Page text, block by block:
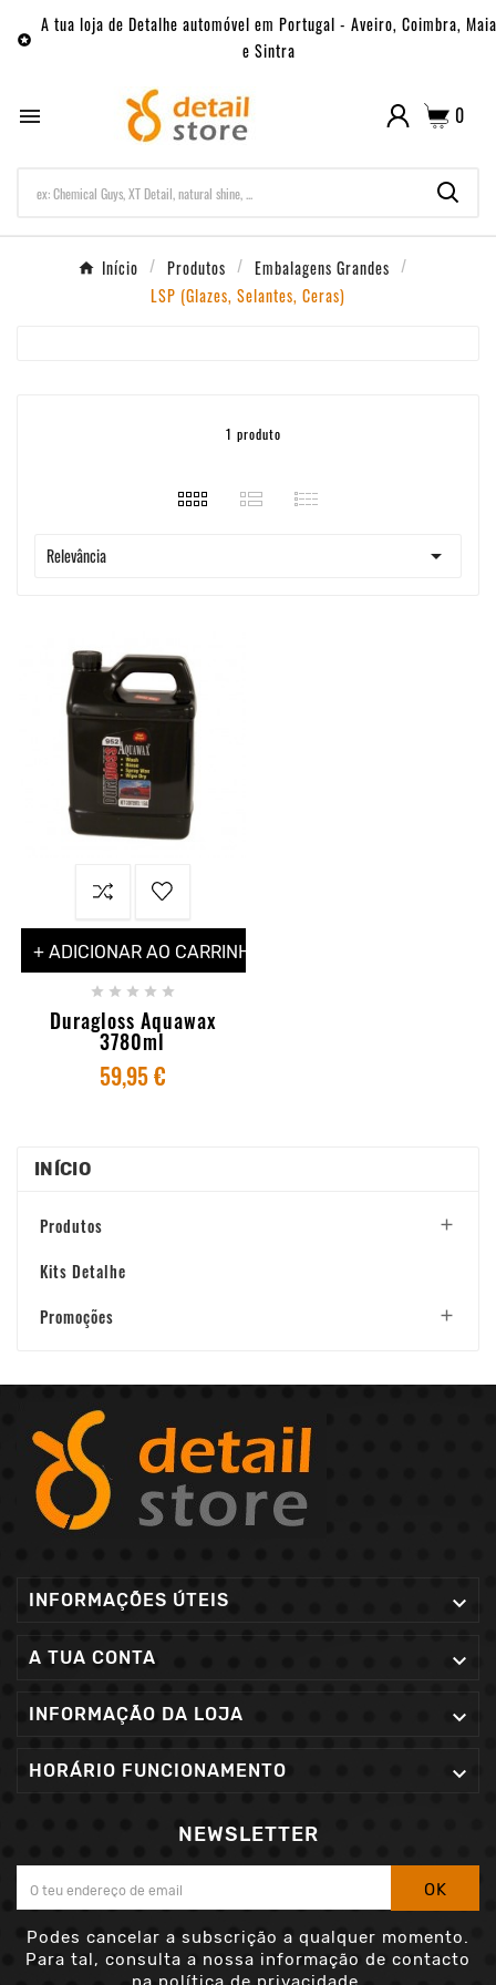

A tua loja de Detalhe automóvel em Portugal - Aveiro, Coimbra, Maia
e Sintra
 0
Início Produtos
Embalagens Grandes
LSP (Glazes, Selantes, Ceras)
1 produto
Relevância 
+ ADICIONAR AO CARRINHO
    
Duragloss Aquawax
3780ml
59,95 €
INÍCIO
Produtos 
Kits Detalhe
Promoções

INFORMAÇÕES ÚTEIS 
A TUA CONTA 
INFORMAÇÃO DA LOJA 
HORÁRIO FUNCIONAMENTO 
NEWSLETTER
OK
Podes cancelar a subscrição a qualquer momento.
Para tal, consulta a nossa informação de contacto